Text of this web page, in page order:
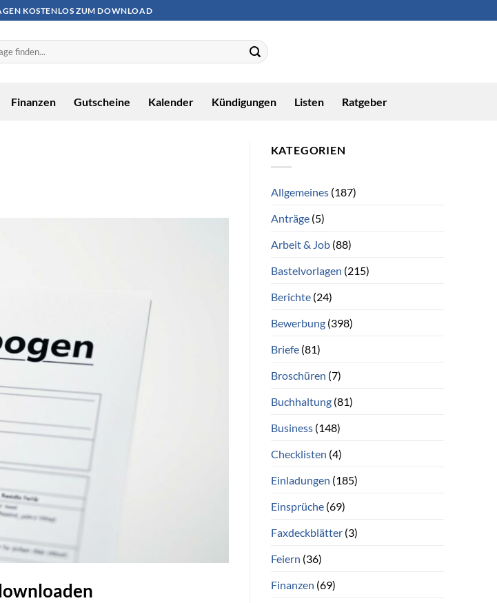
KOSTENLOS ZUM DOWNLOAD
Finanzen Gutscheine Kalender Kündigungen Listen Ratgeber
KATEGORIEN
Allgemeines(187)
Anträge(5)
Arbeit & Job(88)
Bastelvorlagen (215)
Berichte(24)
Bewerbung(398)
Briefe(81)
Broschüren (7)
Buchhaltung(81)
Business(148)
Checklisten (4)
Einladungen (185)
Einsprüche(69)
Faxdeckblätter(3)
Feiern (36)
Finanzen (69)